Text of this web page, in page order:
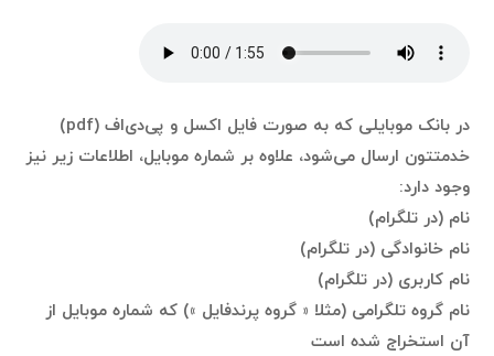
در بانک موبایلی که به صورت فایل اکسل و پی‌دی‌اف (pdf)
خدمتتون ارسال می‌شود، علاوه بر شماره موبایل، اطلاعات زیر نیز
وجود دارد:
نام (در تلگرام)
نام خانوادگی (در تلگرام)
نام کاربری (در تلگرام)
نام گروه تلگرامی (مثلا ‌« گروه پرندفایل ») که شماره موبایل از
آن استخراج شده است